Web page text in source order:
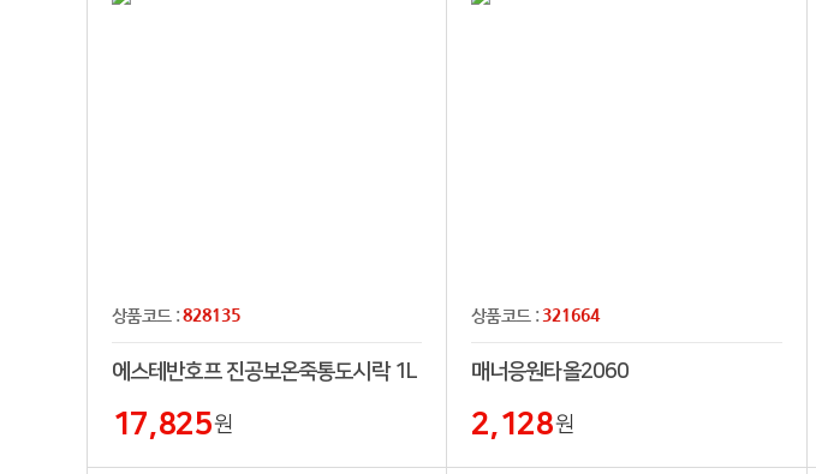
상품코드 :828135
에스테반호프 진공보온죽통도시락 1L
17,825원
상품코드 : 321664
매너응원타올2060
2,128원